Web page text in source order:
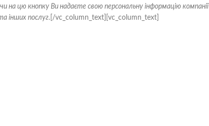
на цю кнопку Ви надаєте свою персональну інформацію компанії
інших послуг. [/vc_column_text][vc_column_text]